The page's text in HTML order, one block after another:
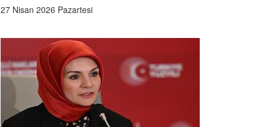
27 Nisan 2026 Pazartesi